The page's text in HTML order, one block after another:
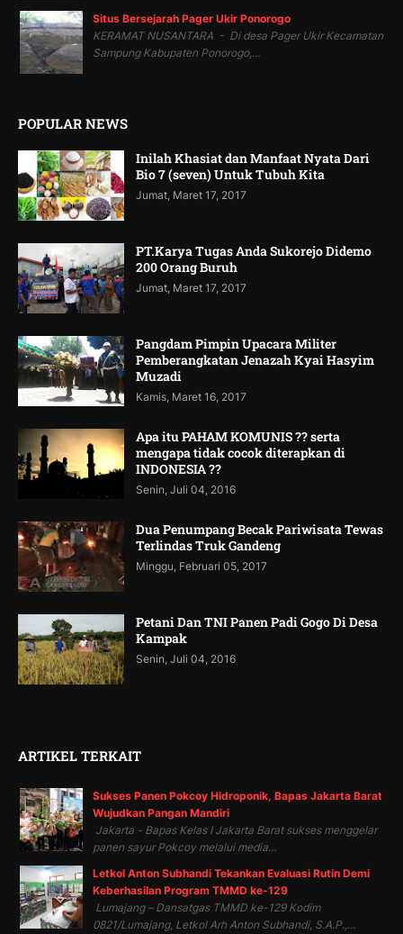
Situs Bersejarah Pager Ukir Ponorogo
KERAMAT NUSANTARA - Di desa Pager Ukir Kecamatan
Sampung Kabupaten Ponorogo,...
POPULAR NEWS
Inilah Khasiat dan Manfaat Nyata Dari
Bio 7 (seven) Untuk Tubuh Kita
Jumat, Maret 17, 2017
PT.Karya Tugas Anda Sukorejo Didemo
200 Orang Buruh
Jumat, Maret 17, 2017
Pangdam Pimpin Upacara Militer
Pemberangkatan Jenazah Kyai Hasyim
Muzadi
Kamis, Maret 16, 2017
Apa itu PAHAM KOMUNIS ?? serta
mengapa tidak cocok diterapkan di
INDONESIA ??
Senin, Juli 04, 2016
Dua Penumpang Becak Pariwisata Tewas
Terlindas Truk Gandeng
Minggu, Februari 05, 2017
Petani Dan TNI Panen Padi Gogo Di Desa
Kampak
Senin, Juli 04, 2016
ARTIKEL TERKAIT
Sukses Panen Pokcoy Hidroponik, Bapas Jakarta Barat
Wujudkan Pangan Mandiri
Jakarta - Bapas Kelas I Jakarta Barat sukses menggelar
panen sayur Pokcoy melalui media...
Letkol Anton Subhandi Tekankan Evaluasi Rutin Demi
Keberhasilan Program TMMD ke-129
Lumajang – Dansatgas TMMD ke-129 Kodim
0821/Lumajang, Letkol Arh Anton Subhandi, S.A.P.,...